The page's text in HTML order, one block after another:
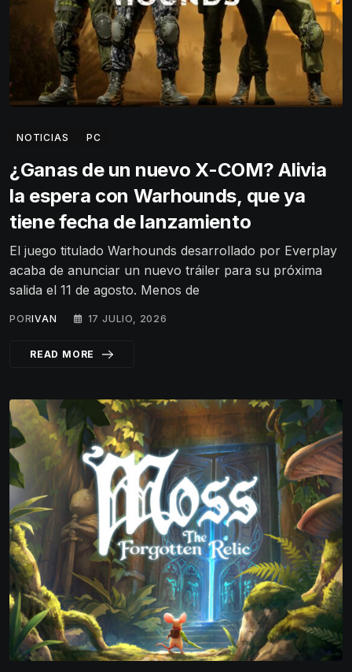
NOTICIAS PC
¿Ganas de un nuevo X-COM? Alivia
la espera con Warhounds, que ya
tiene fecha de lanzamiento
El juego titulado Warhounds desarrollado por Everplay
acaba de anunciar un nuevo tráiler para su próxima
salida el 11 de agosto. Menos de
PORIVAN 17 JULIO, 2026
READ MORE